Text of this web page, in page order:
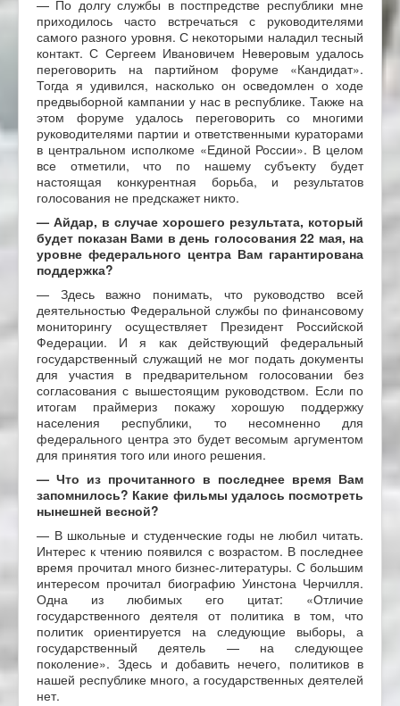
— По долгу службы в постпредстве республики мне
приходилось часто встречаться с руководителями
самого разного уровня. С некоторыми наладил тесный
контакт. С Сергеем Ивановичем Неверовым удалось
переговорить на партийном форуме «Кандидат».
Тогда я удивился, насколько он осведомлен о ходе
предвыборной кампании у нас в республике. Также на
этом форуме удалось переговорить со многими
руководителями партии и ответственными кураторами
в центральном исполкоме «Единой России». В целом
все отметили, что по нашему субъекту будет
настоящая конкурентная борьба, и результатов
голосования не предскажет никто.
— Айдар, в случае хорошего результата, который
будет показан Вами в день голосования 22 мая, на
уровне федерального центра Вам гарантирована
поддержка?
— Здесь важно понимать, что руководство всей
деятельностью Федеральной службы по финансовому
мониторингу осуществляет Президент Российской
Федерации. И я как действующий федеральный
государственный служащий не мог подать документы
для участия в предварительном голосовании без
согласования с вышестоящим руководством. Если по
итогам праймериз покажу хорошую поддержку
населения республики, то несомненно для
федерального центра это будет весомым аргументом
для принятия того или иного решения.
— Что из прочитанного в последнее время Вам
запомнилось? Какие фильмы удалось посмотреть
нынешней весной?
— В школьные и студенческие годы не любил читать.
Интерес к чтению появился с возрастом. В последнее
время прочитал много бизнес-литературы. С большим
интересом прочитал биографию Уинстона Черчилля.
Одна из любимых его цитат: «Отличие
государственного деятеля от политика в том, что
политик ориентируется на следующие выборы, а
государственный деятель — на следующее
поколение». Здесь и добавить нечего, политиков в
нашей республике много, а государственных деятелей
нет.